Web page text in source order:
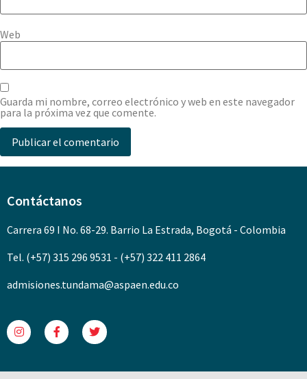
Web
Guarda mi nombre, correo electrónico y web en este navegador
para la próxima vez que comente.
Contáctanos
Carrera 69 I No. 68-29. Barrio La Estrada, Bogotá - Colombia
Tel. (+57) 315 296 9531 - (+57) 322 411 2864
admisiones.tundama@aspaen.edu.co